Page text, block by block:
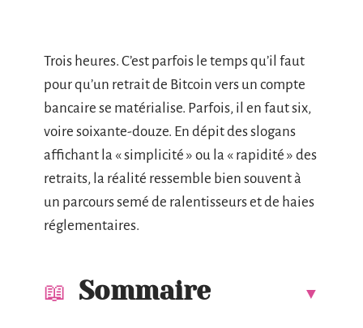
Trois heures. C’est parfois le temps qu’il faut
pour qu’un retrait de Bitcoin vers un compte
bancaire se matérialise. Parfois, il en faut six,
voire soixante-douze. En dépit des slogans
affichant la « simplicité » ou la « rapidité » des
retraits, la réalité ressemble bien souvent à
un parcours semé de ralentisseurs et de haies
réglementaires.
Sommaire